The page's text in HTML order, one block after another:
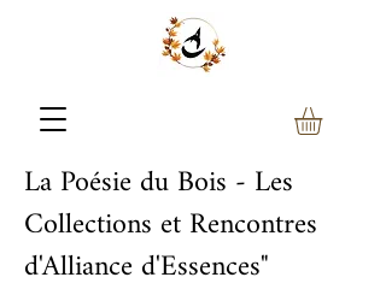
La Poésie du Bois - Les
Collections et Rencontres
d'Alliance d'Essences"